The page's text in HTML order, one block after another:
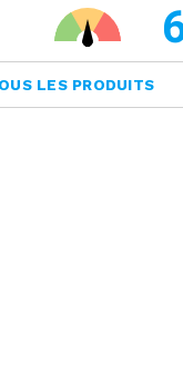
6
LES PRODUITS